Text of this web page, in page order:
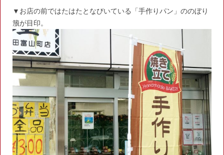
▼お店の前ではたはたとなびいている「手作りパン」ののぼり
籏が目印。